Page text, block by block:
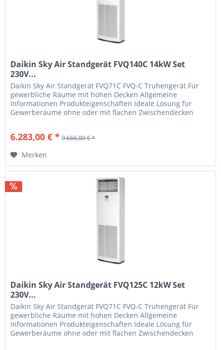
Daikin Sky Air Standgerät FVQ140C 14kW Set
230V...
Daikin Sky Air Standgerät FVQ71C FVQ-C Truhengerät Für
gewerbliche Räume mit hohen Decken Allgemeine
Informationen Produkteigenschaften Ideale Lösung für
Gewerberäume ohne oder mit flachen Zwischendecken
6.283,00 € * 9.666,00 € *
Merken
Daikin Sky Air Standgerät FVQ125C 12kW Set
230V...
Daikin Sky Air Standgerät FVQ71C FVQ-C Truhengerät Für
gewerbliche Räume mit hohen Decken Allgemeine
Informationen Produkteigenschaften Ideale Lösung für
Gewerberäume ohne oder mit flachen Zwischendecken